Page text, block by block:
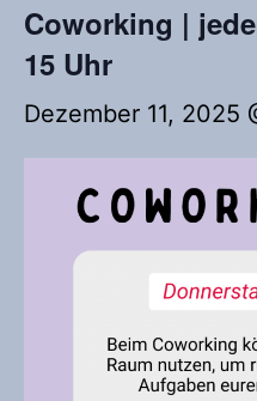
Coworking |
15 Uhr
Dezember 11, 2025